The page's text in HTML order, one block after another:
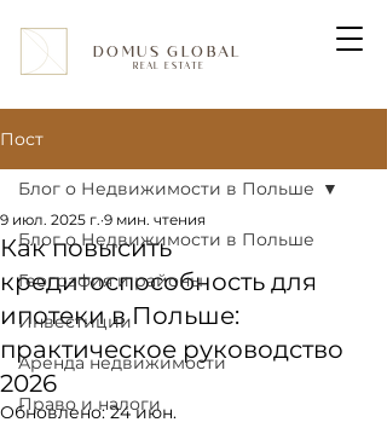
DOMUS GLOBAL
REAL ESTATE
Пост
Блог о Недвижимости в Польше
География и районы
Инвестиции
Аренда недвижимости
Право и налоги
Блог о Недвижимости в Польше
Как повысить
кредитоспособность для
ипотеки в Польше:
практическое руководство
2026
9 июл. 2025 г. 9 мин. чтения
Обновлено:24 июн.